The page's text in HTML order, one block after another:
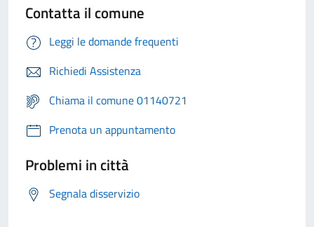
Contatta il comune
Leggi le domande frequenti
Richiedi Assistenza
Chiama il comune 01140721
Prenota un appuntamento
Problemi in città
Segnala disservizio